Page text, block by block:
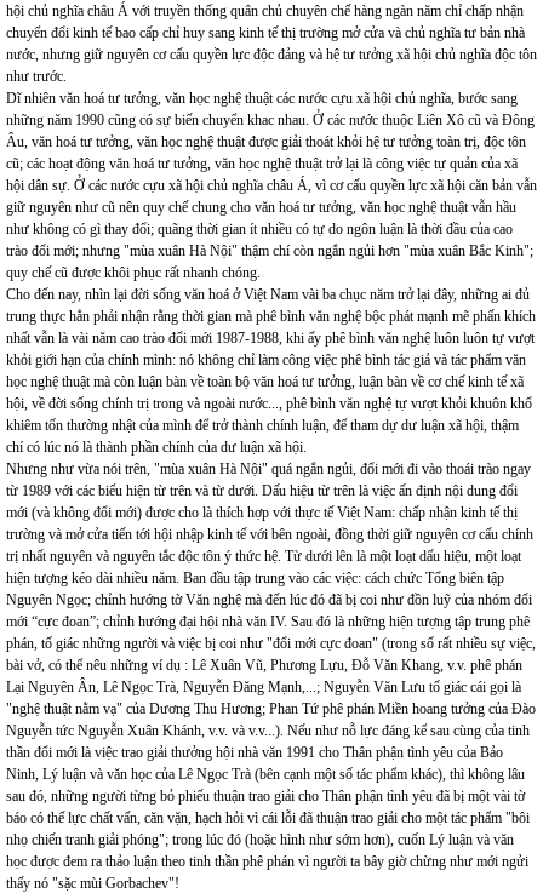
hội chủ nghĩa châu Á với truyền thống quân chủ chuyên chế hàng ngàn năm chỉ chấp nhận
chuyển đổi kinh tế bao cấp chỉ huy sang kinh tế thị trường mở cửa và chủ nghĩa tư bản nhà
nước, nhưng giữ nguyên cơ cấu quyền lực độc đảng và hệ tư tưởng xã hội chủ nghĩa độc tôn
như trước.
Dĩ nhiên văn hoá tư tưởng, văn học nghệ thuật các nước cựu xã hội chủ nghĩa, bước sang
những năm 1990 cũng có sự biến chuyển khac nhau. Ở các nước thuộc Liên Xô cũ và Đông
Âu, văn hoá tư tưởng, văn học nghệ thuật được giải thoát khỏi hệ tư tưởng toàn trị, độc tôn
cũ; các hoạt động văn hoá tư tưởng, văn học nghệ thuật trở lại là công việc tự quản của xã
hội dân sự. Ở các nước cựu xã hội chủ nghĩa châu Á, vì cơ cấu quyền lực xã hội căn bản vẫn
giữ nguyên như cũ nên quy chế chung cho văn hoá tư tưởng, văn học nghệ thuật vẫn hầu
như không có gì thay đổi; quãng thời gian ít nhiều có tự do ngôn luận là thời đầu của cao
trào đổi mới; nhưng "mùa xuân Hà Nội" thậm chí còn ngắn ngủi hơn "mùa xuân Bắc Kinh";
quy chế cũ được khôi phục rất nhanh chóng.
Cho đến nay, nhìn lại đời sống văn hoá ở Việt Nam vài ba chục năm trở lại đây, những ai đủ
trung thực hẳn phải nhận rằng thời gian mà phê bình văn nghệ bộc phát mạnh mẽ phấn khích
nhất vẫn là vài năm cao trào đổi mới 1987-1988, khi ấy phê bình văn nghệ luôn luôn tự vượt
khỏi giới hạn của chính mình: nó không chỉ làm công việc phê bình tác giả và tác phẩm văn
học nghệ thuật mà còn luận bàn về toàn bộ văn hoá tư tưởng, luận bàn về cơ chế kinh tế xã
hội, về đời sống chính trị trong và ngoài nước..., phê bình văn nghệ tự vượt khỏi khuôn khổ
khiêm tốn thường nhật của mình để trở thành chính luận, để tham dự dư luận xã hội, thậm
chí có lúc nó là thành phần chính của dư luận xã hội.
Nhưng như vừa nói trên, "mùa xuân Hà Nội" quá ngắn ngủi, đổi mới đi vào thoái trào ngay
từ 1989 với các biểu hiện từ trên và từ dưới. Dấu hiệu từ trên là việc ấn định nội dung đổi
mới (và không đổi mới) được cho là thích hợp với thực tế Việt Nam: chấp nhận kinh tế thị
trường và mở cửa tiến tới hội nhập kinh tế với bên ngoài, đồng thời giữ nguyên cơ cấu chính
trị nhất nguyên và nguyên tắc độc tôn ý thức hệ. Từ dưới lên là một loạt dấu hiệu, một loạt
hiện tượng kéo dài nhiều năm. Ban đầu tập trung vào các việc: cách chức Tổng biên tập
Nguyên Ngọc; chỉnh hướng tờ Văn nghệ mà đến lúc đó đã bị coi như đồn luỹ của nhóm đổi
mới “cực đoan”; chỉnh hướng đại hội nhà văn IV. Sau đó là những hiện tượng tập trung phê
phán, tố giác những người và việc bị coi như "đổi mới cực đoan" (trong số rất nhiều sự việc,
bài vở, có thể nêu những ví dụ : Lê Xuân Vũ, Phương Lựu, Đỗ Văn Khang, v.v. phê phán
Lại Nguyên Ân, Lê Ngọc Trà, Nguyễn Đăng Mạnh,...; Nguyễn Văn Lưu tố giác cái gọi là
"nghệ thuật nằm vạ" của Dương Thu Hương; Phan Tứ phê phán Miền hoang tưởng của Đào
Nguyễn tức Nguyễn Xuân Khánh, v.v. và v.v...). Nếu như nỗ lực đáng kể sau cùng của tinh
thần đổi mới là việc trao giải thưởng hội nhà văn 1991 cho Thân phận tình yêu của Bảo
Ninh, Lý luận và văn học của Lê Ngọc Trà (bên cạnh một số tác phẩm khác), thì không lâu
sau đó, những người từng bỏ phiếu thuận trao giải cho Thân phận tình yêu đã bị một vài tờ
báo có thế lực chất vấn, căn vặn, hạch hỏi vì cái lỗi đã thuận trao giải cho một tác phẩm "bôi
nhọ chiến tranh giải phóng"; trong lúc đó (hoặc hình như sớm hơn), cuốn Lý luận và văn
học được đem ra thảo luận theo tinh thần phê phán vì người ta bây giờ chừng như mới ngửi
thấy nó "sặc mùi Gorbachev"!